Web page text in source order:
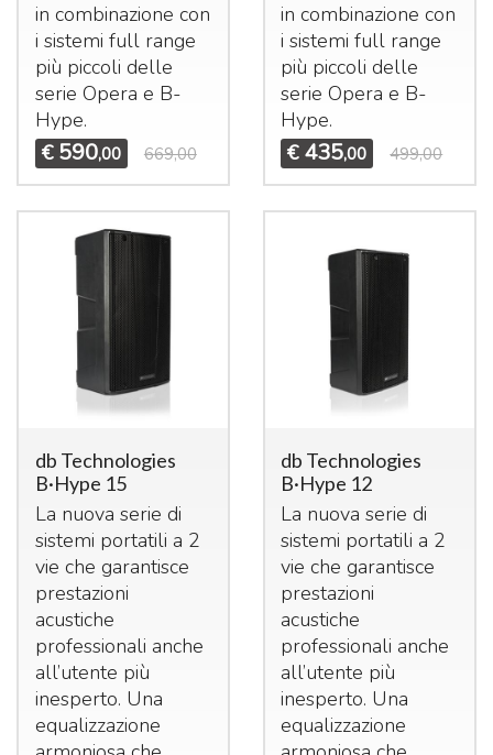
in combinazione con
i sistemi full range
più piccoli delle
serie Opera e B-
Hype.
€ 590,00 669,00
in combinazione con
i sistemi full range
più piccoli delle
serie Opera e B-
Hype.
€ 435,00 499,00
db Technologies
B·Hype 15
La nuova serie di
sistemi portatili a 2
vie che garantisce
prestazioni
acustiche
professionali anche
all’utente più
inesperto. Una
equalizzazione
db Technologies
B·Hype 12
La nuova serie di
sistemi portatili a 2
vie che garantisce
prestazioni
acustiche
professionali anche
all’utente più
inesperto. Una
equalizzazione